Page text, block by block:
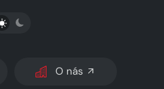
PŘEPNOUT SVĚTLÝ/TMAVÝ REŽIM
O nás